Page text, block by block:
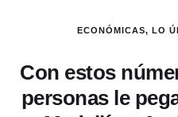
ECONÓMICAS, LO
Con estos
personas le